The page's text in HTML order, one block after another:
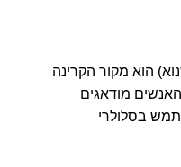
הקרינה